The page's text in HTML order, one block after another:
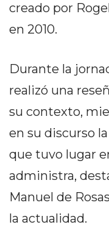
DE
MAPA
DEL
DIARIO
TAPA
DIARIO
REPORTERO
DIARIO
creado por
en 2010.
Durante la
realizó una
su contexto,
en su discurso
que tuvo lugar
administra,
Manuel de
la actualidad.